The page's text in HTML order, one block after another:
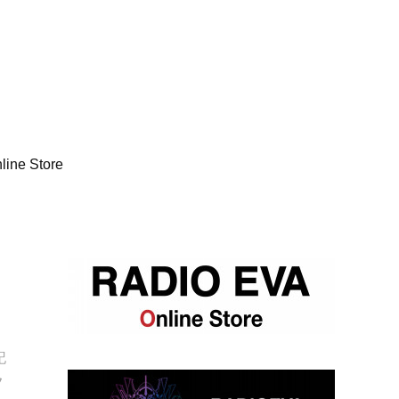
Store